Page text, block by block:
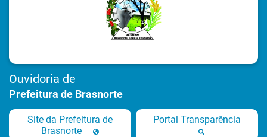
Ouvidoria de
Prefeitura de Brasnorte
Site da Prefeitura de
Brasnorte
Portal Transparência